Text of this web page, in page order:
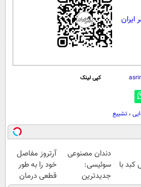
ایران
کپی لینک
، تشییع
با
دندان مصنوعی
سوئیسی:
جدیدترین
آرتروز مفاصل
خود را به طور
قطعی درمان